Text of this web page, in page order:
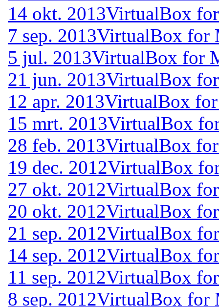
14 okt. 2013VirtualBox
7 sep. 2013VirtualBox for
5 jul. 2013VirtualBox for
21 jun. 2013VirtualBox
12 apr. 2013VirtualBox
15 mrt. 2013VirtualBox
28 feb. 2013VirtualBox
19 dec. 2012VirtualBox
27 okt. 2012VirtualBox
20 okt. 2012VirtualBox
21 sep. 2012VirtualBox
14 sep. 2012VirtualBox
11 sep. 2012VirtualBox
8 sep. 2012VirtualBox for